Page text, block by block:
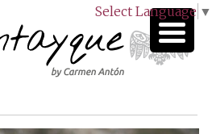
Select Language ▼